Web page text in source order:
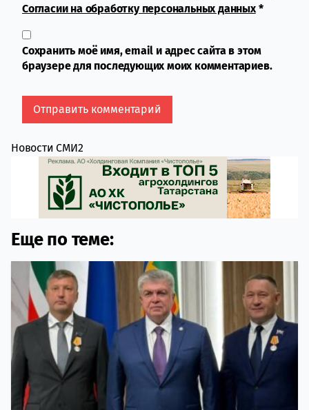
Согласии на обработку персональных данных*
Сохранить моё имя, email и адрес сайта в этом
браузере для последующих моих комментариев.
Новости СМИ2
Еще по теме: